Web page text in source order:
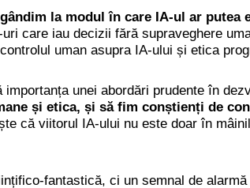
la modul în care IA-ul ar putea
care iau decizii fără supraveghere
uman asupra IA-ului și etica
unei abordări prudente în
și etica, și să fim conștienți de
că viitorul IA-ului nu este doar în
fantastică, ci un semnal de